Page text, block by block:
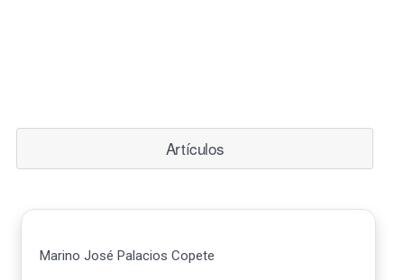
Artículos
Marino José Palacios Copete